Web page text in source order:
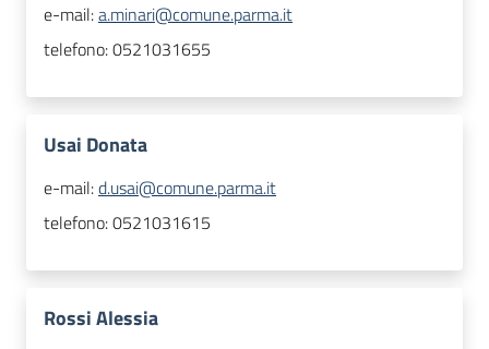
e-mail:a.minari@comune.parma.it
telefono:0521031655
Usai Donata
e-mail:d.usai@comune.parma.it
telefono:0521031615
Rossi Alessia